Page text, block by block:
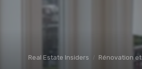
Real Estate Insiders Rénovation